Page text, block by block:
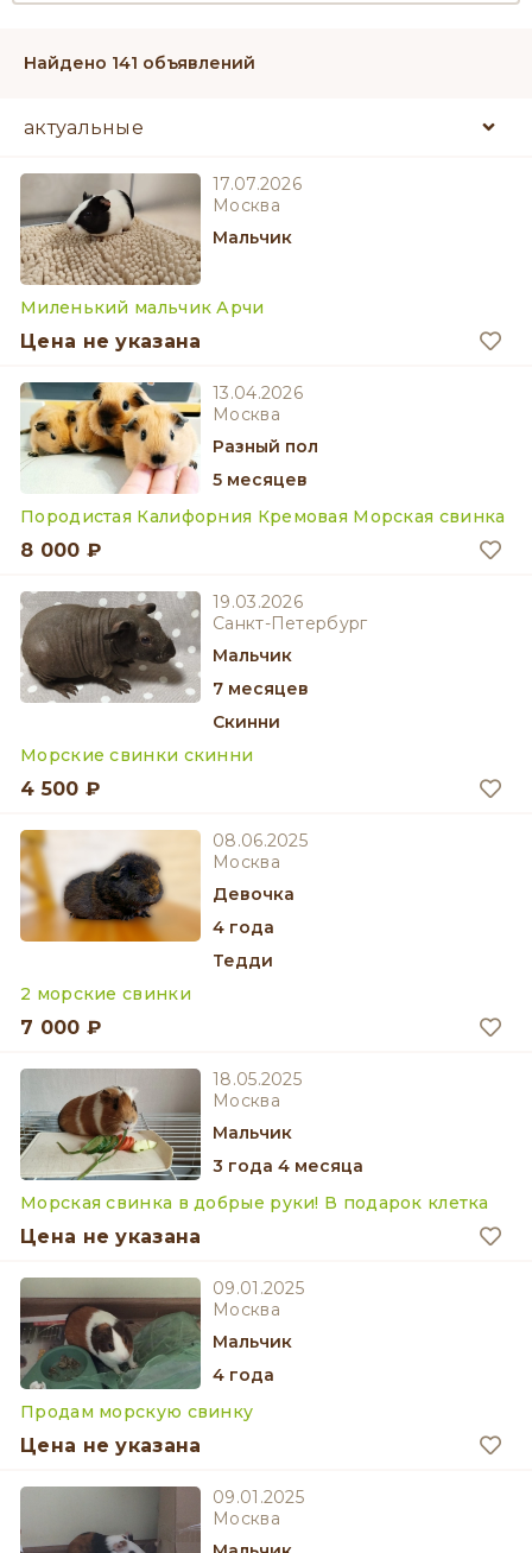
Найдено 141 объявлений
17.07.2026
Москва
мальчик
Миленький мальчик Арчи
Цена не указана
13.04.2026
Москва
разный пол
5 месяцев
Породистая Калифорния Кремовая Морская свинка
8 000 ₽
19.03.2026
Санкт-Петербург
мальчик
7 месяцев
Скинни
Морские свинки скинни
4 500 ₽
08.06.2025
Москва
девочка
4 года
Тедди
2 морские свинки
7 000 ₽
18.05.2025
Москва
мальчик
3 года 4 месяца
Морская свинка в добрые руки! В подарок клетка
Цена не указана
09.01.2025
Москва
мальчик
4 года
Продам морскую свинку
Цена не указана
09.01.2025
Москва